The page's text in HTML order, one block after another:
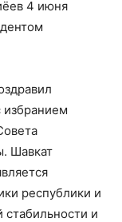
4 июня
избранием
Шавкат
республики и
стабильности и